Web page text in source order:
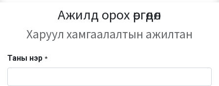
Ажилд орох өргөдөл
Харуул хамгаалалтын ажилтан
Таны нэр *